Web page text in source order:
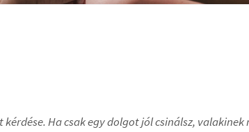
Ha csak egy dolgot jól csinálsz, valakinek